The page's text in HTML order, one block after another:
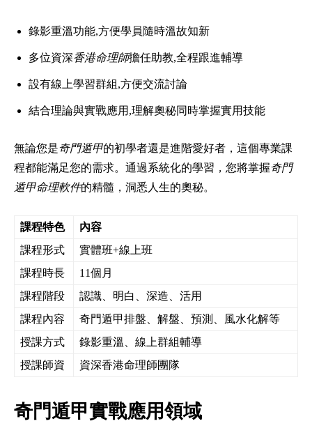
錄影重溫功能,方便學員隨時溫故知新
多位資深香港命理師擔任助教,全程跟進輔導
設有線上學習群組,方便交流討論
結合理論與實戰應用,理解奧秘同時掌握實用技能
無論您是奇門遁甲的初學者還是進階愛好者，這個專業課
程都能滿足您的需求。通過系統化的學習，您將掌握奇門
遁甲命理軟件的精髓，洞悉人生的奧秘。
課程特色
內容
課程形式
實體班+線上班
課程時長
11個月
課程階段
認識、明白、深造、活用
課程內容
奇門遁甲排盤、解盤、預測、風水化解等
授課方式
錄影重溫、線上群組輔導
授課師資
資深香港命理師團隊
奇門遁甲實戰應用領域